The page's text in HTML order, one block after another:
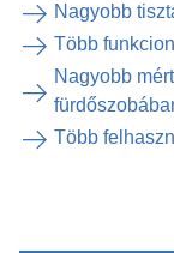
Nagyobb
Több
Nagyobb
Több